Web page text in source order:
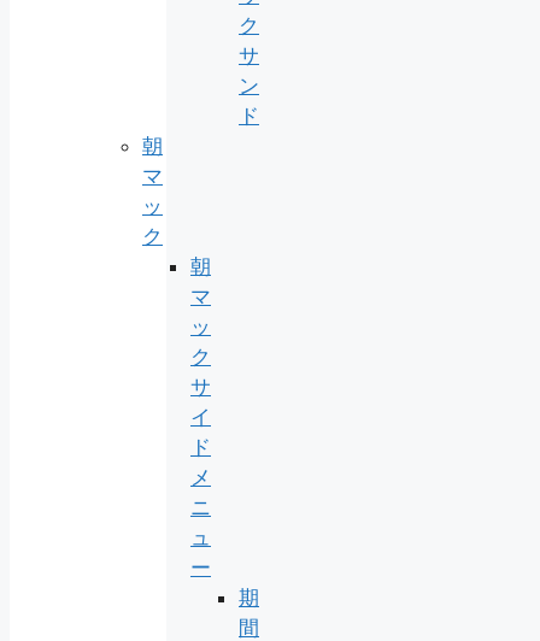
ク
サ
ン
ド
朝
マ
ッ
ク
朝
マ
ッ
ク
サ
イ
ド
メ
ニ
ュ
ー
期
間